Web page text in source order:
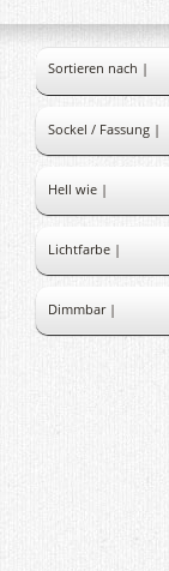
Sortieren nach |
Sockel / Fassung |
Hell wie |
Lichtfarbe |
Dimmbar |